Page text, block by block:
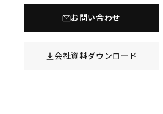
お問い合わせ
会社資料ダウンロード